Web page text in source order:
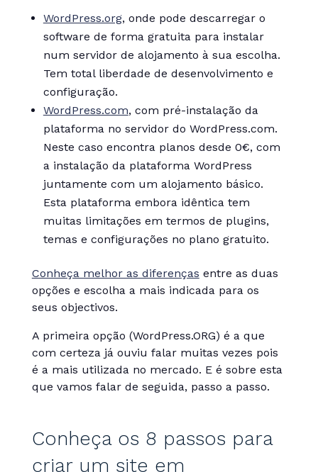
WordPress.org, onde pode descarregar o
software de forma gratuita para instalar
num servidor de alojamento à sua escolha.
Tem total liberdade de desenvolvimento e
configuração.
WordPress.com, com pré-instalação da
plataforma no servidor do WordPress.com.
Neste caso encontra planos desde 0€, com
a instalação da plataforma WordPress
juntamente com um alojamento básico.
Esta plataforma embora idêntica tem
muitas limitações em termos de plugins,
temas e configurações no plano gratuito.
Conheça melhor as diferenças entre as duas
opções e escolha a mais indicada para os
seus objectivos.
A primeira opção (WordPress.ORG) é a que
com certeza já ouviu falar muitas vezes pois
é a mais utilizada no mercado. E é sobre esta
que vamos falar de seguida, passo a passo.
Conheça os 8 passos para
criar um site em